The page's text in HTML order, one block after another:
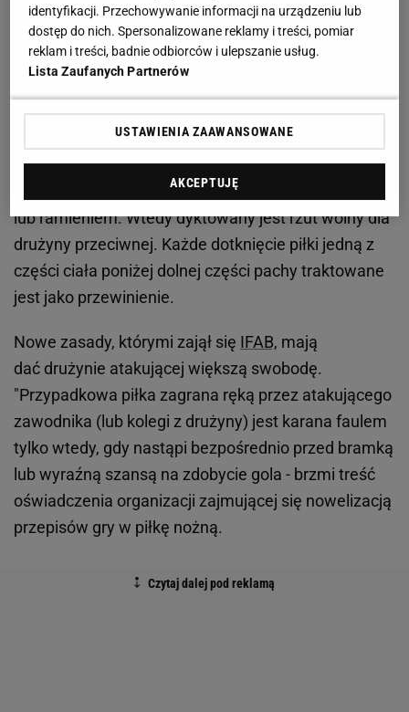
0:1 - Gol Roberta Lewandowskiego na 0:1 [ELEVEN
SPORTS]
Nowe zasady IFAB w piłce nożnej
Obecnie sędziowieVARnie uznają gola, gdy
wcześniej przed jego zdobyciem któryś z
dotknie przypadkowo piłkę ręką
lub ramieniem. Wtedy dyktowany jest rzut wolny dla
drużyny przeciwnej. Każde dotknięcie piłki jedną z
części ciała poniżej dolnej części pachy traktowane
jest jako przewinienie.
Nowe zasady, którymi zajął się IFAB, mają
dać drużynie atakującej większą swobodę.
"Przypadkowa piłka zagrana ręką przez atakującego
zawodnika (lub kolegi z drużyny) jest karana faulem
tylko wtedy, gdy nastąpi bezpośrednio przed bramką
lub wyraźną szansą na zdobycie gola - brzmi treść
oświadczenia organizacji zajmującej się nowelizacją
przepisów gry w piłkę nożną.
identyfikacji. Przechowywanie informacji na urządzeniu lub
dostęp do nich. Spersonalizowane reklamy i treści, pomiar
reklam i treści, badnie odbiorców i ulepszanie usług.
Lista Zaufanych Partnerów
USTAWIENIA ZAAWANSOWANE
AKCEPTUJĘ